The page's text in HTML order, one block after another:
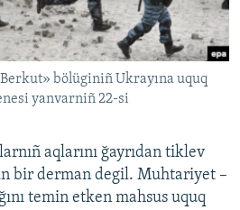
bölüginiñ Ukrayına uquq
yanvarniñ 22-si
aqlarını ğayrıdan tiklev
bir derman degil. Muhtariyet –
temin etken mahsus uquq